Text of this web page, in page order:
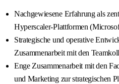
Nachgewiesene Erfahrung als
Hyperscaler-Plattformen
Strategische und operative
Zusammenarbeit mit den
Enge Zusammenarbeit mit den
und Marketing zur strategischen